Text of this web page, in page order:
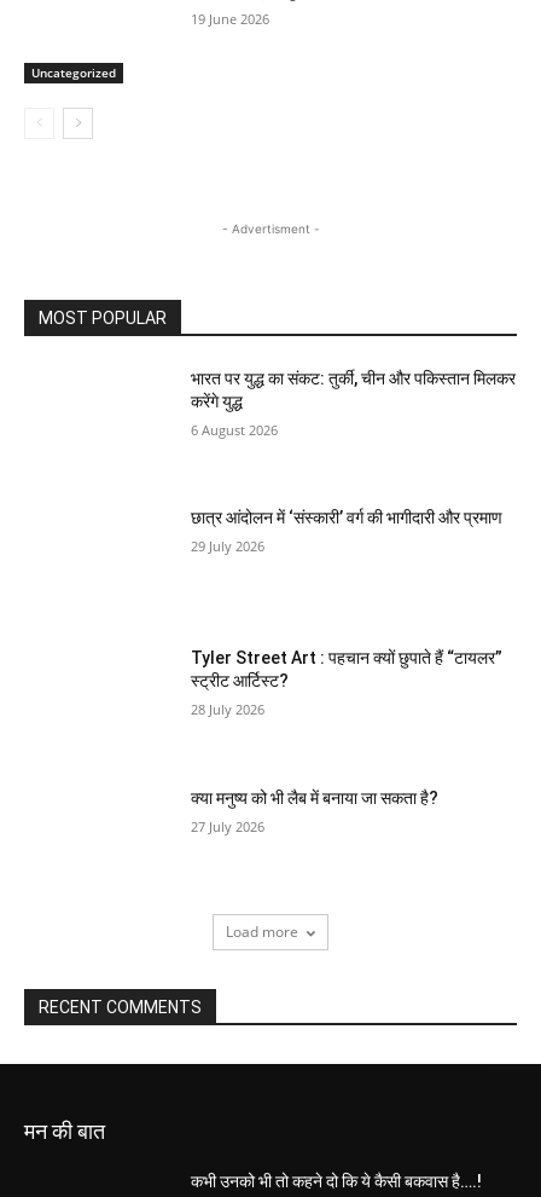
Uncategorized
19 June 2026
- Advertisment -
MOST POPULAR
भारत पर युद्ध का संकट: तुर्की, चीन और पकिस्तान मिलकर
करेंगे युद्ध
6 August 2026
छात्र आंदोलन में ‘संस्कारी’ वर्ग की भागीदारी और प्रमाण
29 July 2026
Tyler Street Art : पहचान क्यों छुपाते हैं “टायलर”
स्ट्रीट आर्टिस्ट?
28 July 2026
क्या मनुष्य को भी लैब में बनाया जा सकता है?
27 July 2026
Load more
RECENT COMMENTS
मन की बात
कभी उनको भी तो कहने दो कि ये कैसी बकवास है….!